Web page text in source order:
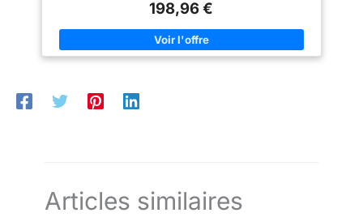
ou démonté selon les besoins. Il
transporter lorsqu'il n'est pas
envoyés en deux colis.
permettant un maximum de confort; Facile à ranger et portable
Solutions de montage dur pour roue, leviers de vitesses et
pédales pour les courses rigides Compatible avec tous les
principaux volants et pédales et pré-percé pour Logitech,
Thrustmaster, Fanatic
198,96 €
Articles similaires